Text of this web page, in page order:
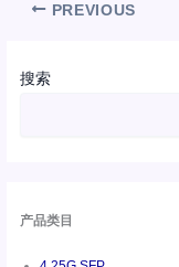
搜索
产品类目
PREVIOUS